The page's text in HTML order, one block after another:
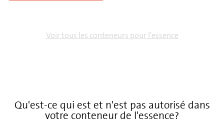
Voir tous les conteneurs pour l'essence
Qu'est-ce qui est et n'est pas autorisé dans
votre conteneur de l'essence?